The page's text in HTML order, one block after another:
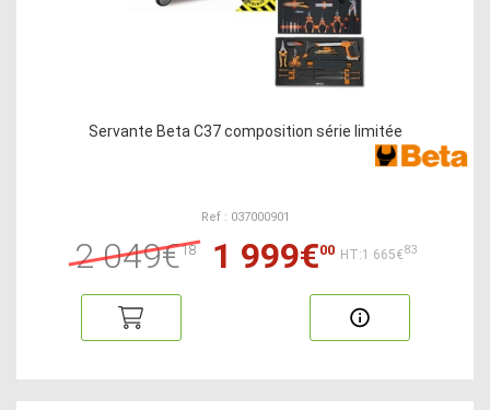
Servante Beta C37 composition série limitée
Ref : 037000901
2 049€18 1 999€00 HT:1 665€83